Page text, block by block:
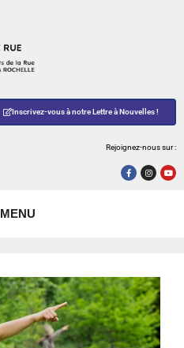
Inscrivez-vous à notre Lettre à Nouvelles !
Rejoignez-nous sur :
MENU